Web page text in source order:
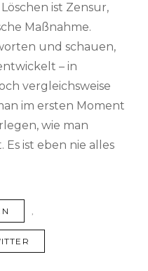
ist Zensur,
Maßnahme.
und schauen,
– in
vergleichsweise
im ersten Moment
wie man
ist eben nie alles
,